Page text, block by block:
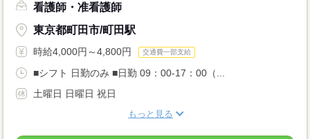
看護師・准看護師
東京都町田市/町田駅
時給4,000円～4,800円 交通費一部支給
■シフト 日勤のみ ■日勤 09：00-17：00（...
土曜日 日曜日 祝日
もっと見る